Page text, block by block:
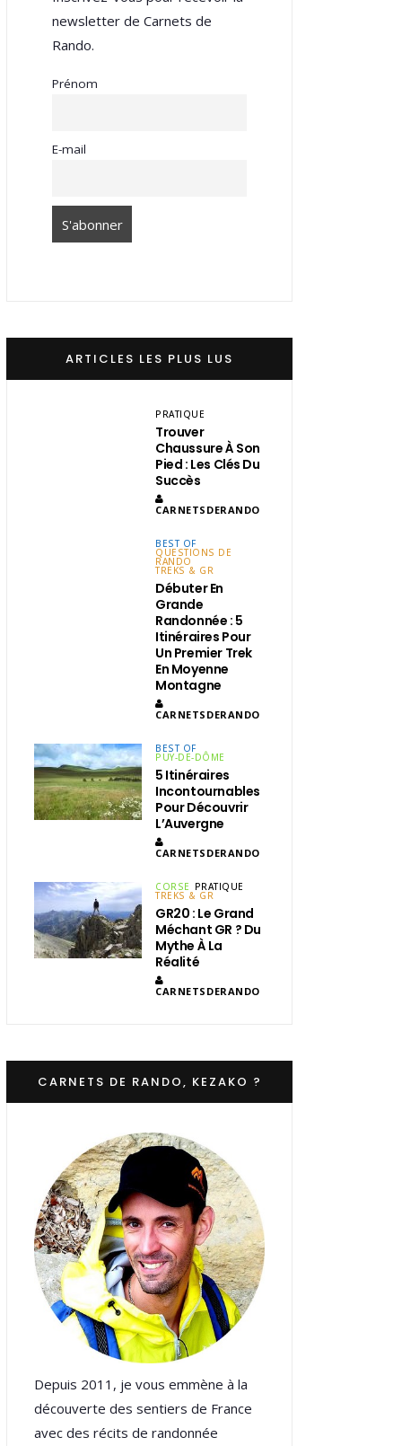
newsletter de Carnets de
Rando.
Prénom
E-mail
ARTICLES LES PLUS LUS
PRATIQUE
Trouver
Chaussure À Son
Pied : Les Clés Du
Succès
CARNETSDERANDO
BEST OF
QUESTIONS DE
RANDO
TREKS & GR
Débuter En
Grande
Randonnée : 5
Itinéraires Pour
Un Premier Trek
En Moyenne
Montagne
CARNETSDERANDO
BEST OF
PUY-DE-DÔME
5 Itinéraires
Incontournables
Pour Découvrir
L’Auvergne
CARNETSDERANDO
CORSE PRATIQUE
TREKS & GR
GR20 : Le Grand
Méchant GR ? Du
Mythe À La
Réalité
CARNETSDERANDO
CARNETS DE RANDO, KEZAKO ?
Depuis 2011, je vous emmène à la
découverte des sentiers de France
avec des récits de randonnée